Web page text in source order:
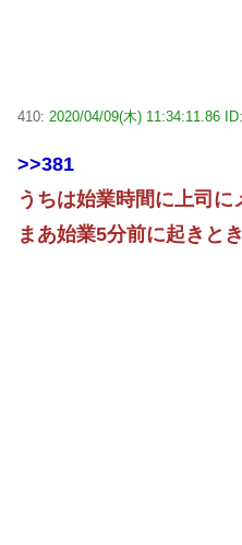
410: 2020/04/09(木) 11:34:11.86
>>381
うちは始業時間に上司
まあ始業5分前に起きと